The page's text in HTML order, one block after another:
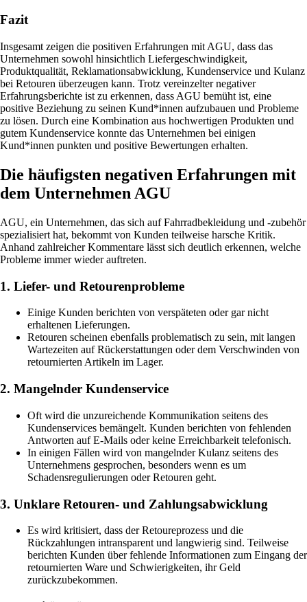
Fazit
Insgesamt zeigen die positiven Erfahrungen mit AGU, dass das
Unternehmen sowohl hinsichtlich Liefergeschwindigkeit,
Produktqualität, Reklamationsabwicklung, Kundenservice und Kulanz
bei Retouren überzeugen kann. Trotz vereinzelter negativer
Erfahrungsberichte ist zu erkennen, dass AGU bemüht ist, eine
positive Beziehung zu seinen Kund*innen aufzubauen und Probleme
zu lösen. Durch eine Kombination aus hochwertigen Produkten und
gutem Kundenservice konnte das Unternehmen bei einigen
Kund*innen punkten und positive Bewertungen erhalten.
Die häufigsten negativen Erfahrungen mit
dem Unternehmen AGU
AGU, ein Unternehmen, das sich auf Fahrradbekleidung und -zubehör
spezialisiert hat, bekommt von Kunden teilweise harsche Kritik.
Anhand zahlreicher Kommentare lässt sich deutlich erkennen, welche
Probleme immer wieder auftreten.
1. Liefer- und Retourenprobleme
Einige Kunden berichten von verspäteten oder gar nicht
erhaltenen Lieferungen.
Retouren scheinen ebenfalls problematisch zu sein, mit langen
Wartezeiten auf Rückerstattungen oder dem Verschwinden von
retournierten Artikeln im Lager.
2. Mangelnder Kundenservice
Oft wird die unzureichende Kommunikation seitens des
Kundenservices bemängelt. Kunden berichten von fehlenden
Antworten auf E-Mails oder keine Erreichbarkeit telefonisch.
In einigen Fällen wird von mangelnder Kulanz seitens des
Unternehmens gesprochen, besonders wenn es um
Schadensregulierungen oder Retouren geht.
3. Unklare Retouren- und Zahlungsabwicklung
Es wird kritisiert, dass der Retoureprozess und die
Rückzahlungen intransparent und langwierig sind. Teilweise
berichten Kunden über fehlende Informationen zum Eingang der
retournierten Ware und Schwierigkeiten, ihr Geld
zurückzubekommen.